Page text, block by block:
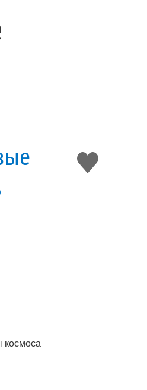
Поставить
лайк
космоса